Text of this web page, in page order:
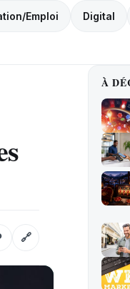
Emploi Digital
🔗
À